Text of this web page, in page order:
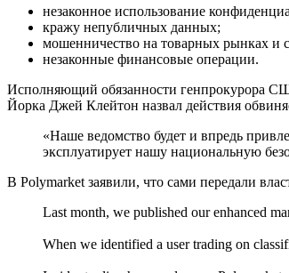
незаконное использование
кражу непубличных данных;
мошенничество на товарных рынках и
незаконные финансовые операции.
Исполняющий обязанности генпрокурора
Йорка Джей Клейтон назвал действия
«Наше ведомство будет и впредь
эксплуатирует нашу национальную
В Polymarket заявили, что сами передали
Last month, we published our enhanced
When we identified a user trading on